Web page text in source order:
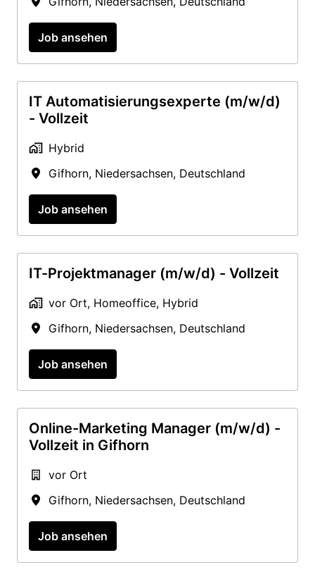
Job ansehen
IT Automatisierungsexperte (m/w/d)
- Vollzeit
Hybrid
Gifhorn, Niedersachsen, Deutschland
Job ansehen
IT-Projektmanager (m/w/d) - Vollzeit
vor Ort, Homeoffice, Hybrid
Gifhorn, Niedersachsen, Deutschland
Job ansehen
Online-Marketing Manager (m/w/d) -
Vollzeit in Gifhorn
vor Ort
Gifhorn, Niedersachsen, Deutschland
Job ansehen